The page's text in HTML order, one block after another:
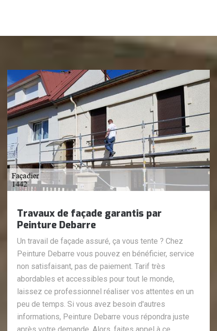
Travaux de façade garantis par
Peinture Debarre
Un travail de façade assuré, ça vous tente ? Chez
Peinture Debarre vous pouvez en bénéficier, service
non satisfaisant, pas de paiement. Tarif très
abordables et accessibles pour tout le monde,
laissez ce professionnel réaliser vos attentes en un
peu de temps. Si vous avez besoin d'autres
informations, Peinture Debarre vous répondra juste